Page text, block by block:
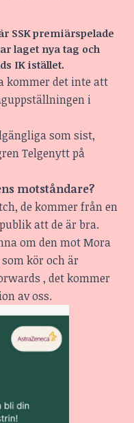
SSK premiärspelade
laget nya tag och
IK istället.
kommer det inte att
i
som sist,
Telgenytt på
motståndare?
de kommer från en
att de är bra.
om den mot Mora
kör och är
, det kommer
av oss.